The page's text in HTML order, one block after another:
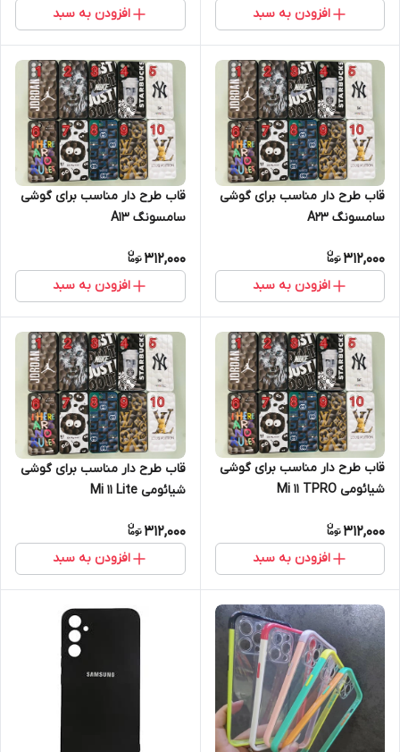
افزودن به سبد افزودن به سبد
قاب طرح دار مناسب برای گوشی
سامسونگ A23
312,000
افزودن به سبد
قاب طرح دار مناسب برای گوشی
سامسونگ A13
312,000
افزودن به سبد
قاب طرح دار مناسب برای گوشی
شیائومی Mi 11 TPRO
312,000
افزودن به سبد
قاب طرح دار مناسب برای گوشی
شیائومی Mi 11 Lite
312,000
افزودن به سبد